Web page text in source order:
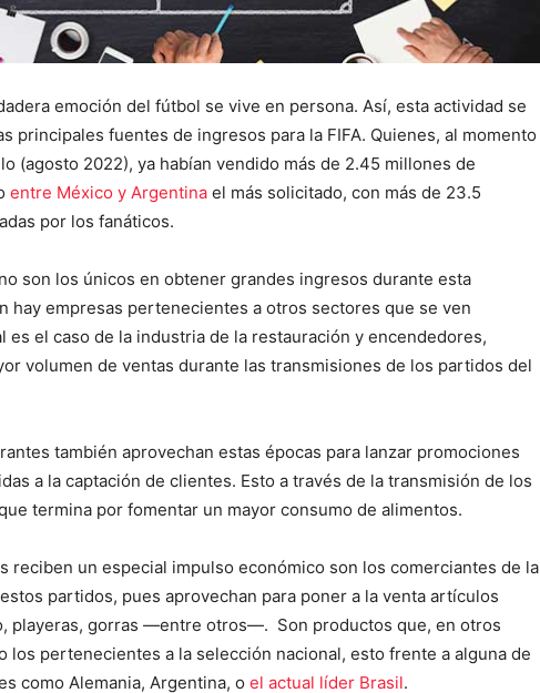
emoción del fútbol se vive en persona. Así, esta actividad se
principales fuentes de ingresos para la FIFA. Quienes, al momento
(agosto 2022), ya habían vendido más de 2.45 millones de
entre México y Argentina el más solicitado, con más de 23.5
por los fanáticos.
son los únicos en obtener grandes ingresos durante esta
hay empresas pertenecientes a otros sectores que se ven
es el caso de la industria de la restauración y encendedores,
volumen de ventas durante las transmisiones de los partidos del
también aprovechan estas épocas para lanzar promociones
a la captación de clientes. Esto a través de la transmisión de los
termina por fomentar un mayor consumo de alimentos.
reciben un especial impulso económico son los comerciantes de la
partidos, pues aprovechan para poner a la venta artículos
playeras, gorras ―entre otros―. Son productos que, en otros
los pertenecientes a la selección nacional, esto frente a alguna de
como Alemania, Argentina, o el actual líder Brasil.